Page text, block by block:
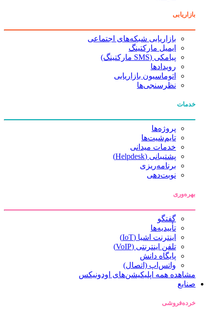
بازاریابی
بازاریابی شبکه‌های اجتماعی
ایمیل مارکتینگ
پیامکی (SMS مارکتینگ)
رویدادها
اتوماسیون بازاریابی
نظرسنجی‌ها
خدمات
پروژه‌ها
تایم‌شیت‌ها
خدمات میدانی
پشتیبانی (Helpdesk)
برنامه‌ریزی
نوبت‌دهی
بهره‌وری
گفتگو
تأییدیه‌ها
اینترنت اشیا (IoT)
تلفن اینترنتی (VoIP)
پایگاه دانش
واتس‌اپ (اتصال)
مشاهده همه اپلیکیشن‌های اودونیکس
صنایع
خرده‌فروشی